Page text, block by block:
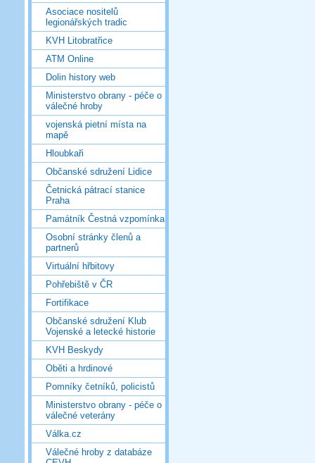
Asociace nositelů
legionářských tradic
KVH Litobratřice
ATM Online
Dolin history web
Ministerstvo obrany - péče o
válečné hroby
vojenská pietní místa na
mapě
Hloubkaři
Občanské sdružení Lidice
Četnická pátrací stanice
Praha
Památník Čestná vzpomínka
Osobní stránky členů a
partnerů
Virtuální hřbitovy
Pohřebiště v ČR
Fortifikace
Občanské sdružení Klub
Vojenské a letecké historie
KVH Beskydy
Oběti a hrdinové
Pomníky četníků, policistů
Ministerstvo obrany - péče o
válečné veterány
Válka.cz
Válečné hroby z databáze